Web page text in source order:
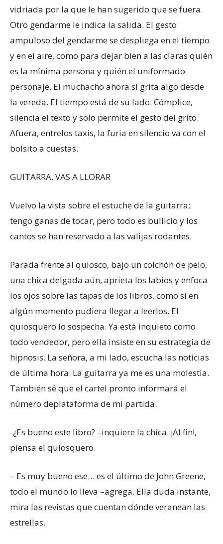
vidriada por la que le han sugerido que se fuera.
Otro gendarme le indica la salida. El gesto
ampuloso del gendarme se despliega en el tiempo
y en el aire, como para dejar bien a las claras quién
es la mínima persona y quién el uniformado
personaje. El muchacho ahora sí grita algo desde
la vereda. El tiempo está de su lado. Cómplice,
silencia el texto y solo permite el gesto del grito.
Afuera, entrelos taxis, la furia en silencio va con el
bolsito a cuestas.
GUITARRA, VAS A LLORAR
Vuelvo la vista sobre el estuche de la guitarra;
tengo ganas de tocar, pero todo es bullicio y los
cantos se han reservado a las valijas rodantes.
Parada frente al quiosco, bajo un colchón de pelo,
una chica delgada aún, aprieta los labios y enfoca
los ojos sobre las tapas de los libros, como si en
algún momento pudiera llegar a leerlos. El
quiosquero lo sospecha. Ya está inquieto como
todo vendedor, pero ella insiste en su estrategia de
hipnosis. La señora, a mi lado, escucha las noticias
de última hora. La guitarra ya me es una molestia.
También sé que el cartel pronto informará el
número deplataforma de mi partida.
-¿Es bueno este libro? –inquiere la chica. ¡Al fin!,
piensa el quiosquero.
– Es muy bueno ese… es el último de John Greene,
todo el mundo lo lleva –agrega. Ella duda instante,
mira las revistas que cuentan dónde veranean las
estrellas.